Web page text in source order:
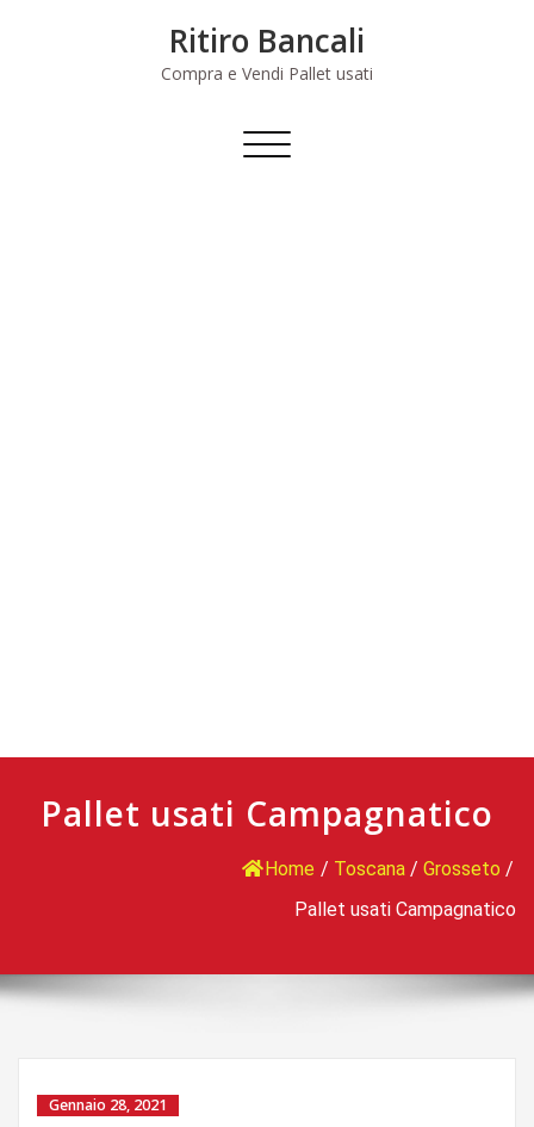
Ritiro Bancali
Compra e Vendi Pallet usati
Commuta
Pallet usati Campagnatico
Home / Toscana / Grosseto /
Pallet usati Campagnatico
Gennaio 28, 2021